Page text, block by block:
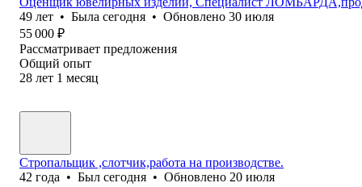
49 лет • Была сегодня • Обновлено 30 июля
55 000 ₽
Рассматривает предложения
Общий опыт
28 лет 1 месяц
Стропальщик ,слотчик,работа на производстве.
42 года • Был сегодня • Обновлено 20 июля